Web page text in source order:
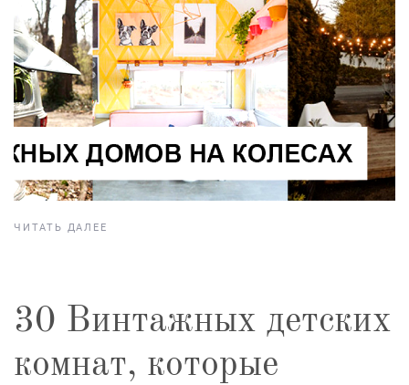
ЧИТАТЬ ДАЛЕЕ
30 Винтажных детских
комнат, которые